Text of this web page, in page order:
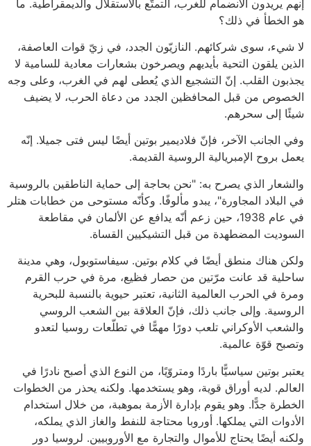
إنهم يريدون الانضمام للغرب، التمتّع بالاستقلال والديمقراطية. ما
هو الخطأ في ذلك؟
لا شيء، سوى شركائهم. النازيّون الجدد، في زيّ قوات العاصفة،
الذين يلقون التحية بأيديهم ويصرخون بشعارات معادية للسامية لا
يجذبون القلب. إنّ التشجيع الذي يُعطى لهم في الغرب، وعلى وجه
الخصوص من قبل المحافظين الجدد من دعاة الحرب، لا يضيف
شيئًا إلى سحرهم.
وفي الجانب الآخر، فإنّ فلاديمير بوتين أيضًا ليس فتى جميلا. إنّه
يعمل بروح الإمبريالية الروسية القديمة.
والشعار الذي يصرح به: "نحن بحاجة إلى حماية الناطقين بالروسية
في البلاد المجاورة"، يبدو مألوفًا. وكأنّه مستوحى من خطابات هتلر
في عام 1938، حين زعم أنّه يدافع عن الألمان في مقاطعة
السوديت المضطهدة من قبل التشيكيين القساة.
ولكن هناك منطق أيضًا في كلام بوتين. سيفاستوبول، وهي مدينة
ساحلية قد عانت مرّتين من حصار فظيع، مرة في حرب القرم
ومرة في الحرب العالمية الثانية، تعتبر حيوية بالنسبة للبحرية
الروسية. وإلى جانب ذلك، فإنّ العلاقة بين الشعب الروسي
والشعب الأوكراني تلعب دورًا مهمًّا في تطلّعات روسيا لتعدو
وتصبح قوّة عالمية.
يعتبر بوتين سياسيًّا باردًا ومتروّيًا، من النوع الذي أصبح نادرًا في
العالم. لديه أوراق قوية، وهو يستخدمها. ولكنه يحذر من الخطوات
الخطرة جدًّا. وهو يقوم بإدارة الأزمة بموهبة، من خلال استخدام
الأدوات التي يملكها. أوروبا محتاجة للنفط والغاز الذي يملكه،
ولكنه أيضًا يحتاج للأموال والتجارة مع الأوروبيين. لروسيا دور